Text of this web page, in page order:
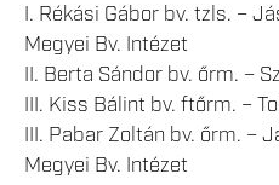
I. Rékási Gábor bv. tzls. –
Megyei Bv. Intézet
II. Berta Sándor bv. őrm. –
III. Kiss Bálint bv. ftőrm. –
III. Pabar Zoltán bv. őrm. –
Megyei Bv. Intézet